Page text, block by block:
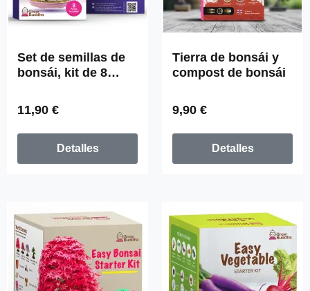
Set de semillas de
bonsái, kit de 8
Precio normal:
11,90 €
Detalles
Tierra de bonsái y
compost de bonsái
Precio normal:
9,90 €
Detalles